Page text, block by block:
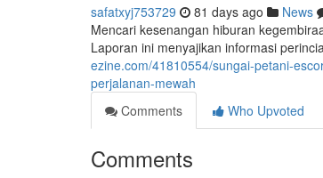
safatxyj753729 81 days ago News
Mencari kesenangan hiburan
Laporan ini menyajikan informasi
ezine.com/41810554/sungai-petani-
perjalanan-mewah
Comments
Who Upvoted
Comments